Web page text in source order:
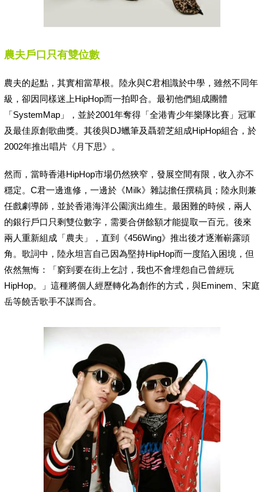
農夫戶口只有雙位數
農夫的起點，其實相當草根。陸永與C君相識於中學，雖然不同年
級，卻因同樣迷上HipHop而一拍即合。最初他們組成團體
「SystemMap」，並於2001年奪得「全港青少年樂隊比賽」冠軍
及最佳原創歌曲獎。其後與DJ蠟筆及聶碧芝組成HipHop組合，於
2002年推出唱片《月下思》。
然而，當時香港HipHop市場仍然狹窄，發展空間有限，收入亦不
穩定。C君一邊進修，一邊於《Milk》雜誌擔任撰稿員；陸永則兼
任戲劇導師，並於香港海洋公園演出維生。最困難的時候，兩人
的銀行戶口只剩雙位數字，需要合併餘額才能提取一百元。後來
兩人重新組成「農夫」，直到《456Wing》推出後才逐漸嶄露頭
角。歌詞中，陸永坦言自己因為堅持HipHop而一度陷入困境，但
依然無悔：「窮到要在街上乞討，我也不會埋怨自己曾經玩
HipHop。」這種將個人經歷轉化為創作的方式，與Eminem、宋庭
岳等饒舌歌手不謀而合。